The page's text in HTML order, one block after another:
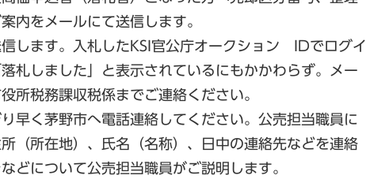
内をメールにて送信します。
します。入札したKSI官公庁オークション IDでログイ
札しました」と表示されているにもかかわらず。メー
所税務課収税係までご連絡ください。
早く茅野市へ電話連絡してください。公売担当職員に
（所在地）、氏名（名称）、日中の連絡先などを連絡
どについて公売担当職員がご説明します。